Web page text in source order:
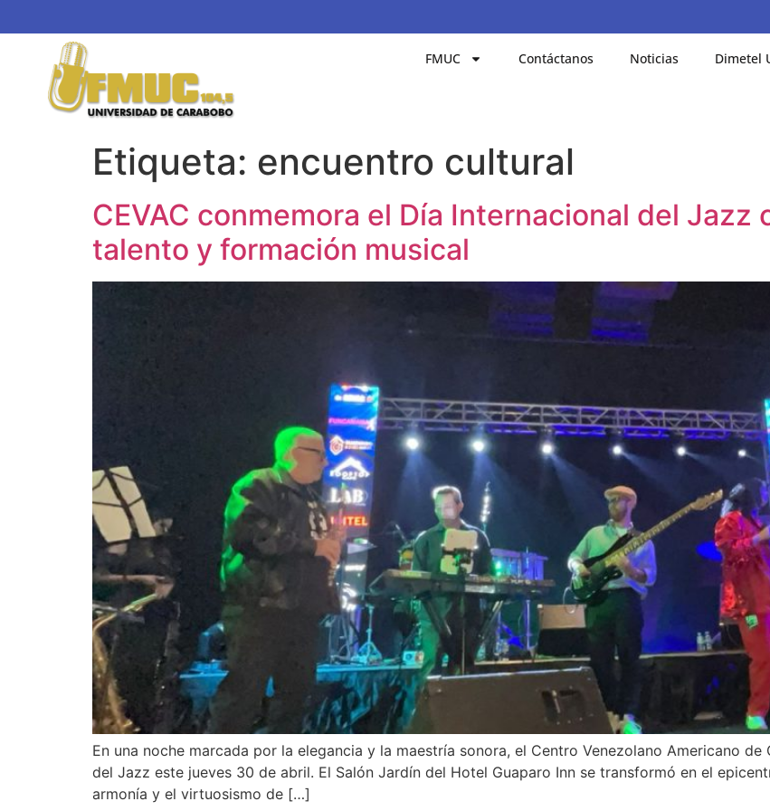
FMUC Contáctanos Noticias Dimetel
Etiqueta: encuentro cultural
CEVAC conmemora el Día Internacional del Jazz
talento y formación musical
En una noche marcada por la elegancia y la maestría sonora, el Centro Venezolano Americano
del Jazz este jueves 30 de abril. El Salón Jardín del Hotel Guaparo Inn se transformó en el
armonía y el virtuosismo de […]